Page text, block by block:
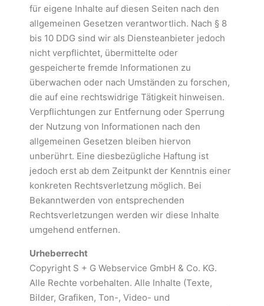
für eigene Inhalte auf diesen Seiten nach den
allgemeinen Gesetzen verantwortlich. Nach § 8
bis 10 DDG sind wir als Diensteanbieter jedoch
nicht verpflichtet, übermittelte oder
gespeicherte fremde Informationen zu
überwachen oder nach Umständen zu forschen,
die auf eine rechtswidrige Tätigkeit hinweisen.
Verpflichtungen zur Entfernung oder Sperrung
der Nutzung von Informationen nach den
allgemeinen Gesetzen bleiben hiervon
unberührt. Eine diesbezügliche Haftung ist
jedoch erst ab dem Zeitpunkt der Kenntnis einer
konkreten Rechtsverletzung möglich. Bei
Bekanntwerden von entsprechenden
Rechtsverletzungen werden wir diese Inhalte
umgehend entfernen.
Urheberrecht
Copyright S + G Webservice GmbH & Co. KG.
Alle Rechte vorbehalten. Alle Inhalte (Texte,
Bilder, Grafiken, Ton-, Video- und